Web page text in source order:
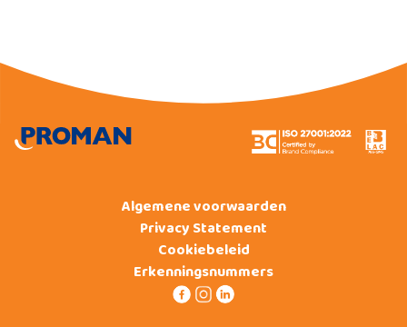
Algemene voorwaarden
Privacy Statement
Cookiebeleid
Erkenningsnummers